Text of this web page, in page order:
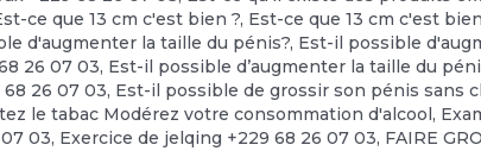
ce que 13 cm c'est bien ?, Est-ce que 13 cm c'est
d'augmenter la taille du pénis?, Est-il possible
26 07 03, Est-il possible d’augmenter la taille du
26 07 03, Est-il possible de grossir son pénis sans
le tabac Modérez votre consommation d'alcool ,
03, Exercice de jelqing +229 68 26 07 03, FAIRE